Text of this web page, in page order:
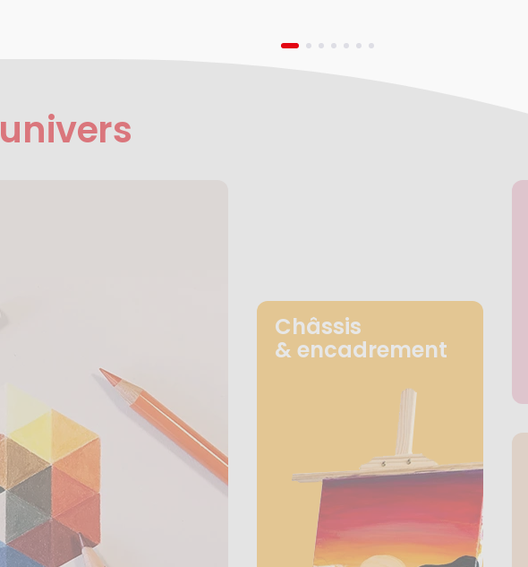
univers
Châssis
& encadrement